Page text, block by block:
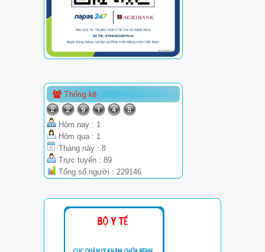
Thống kê
Hôm nay : 1
Hôm qua : 1
Tháng này : 8
Trực tuyến : 89
Tổng số người : 229146